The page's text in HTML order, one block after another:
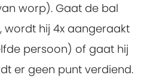
worp). Gaat de bal
wordt hij 4x aangeraakt
persoon) of gaat hij
er geen punt verdiend.